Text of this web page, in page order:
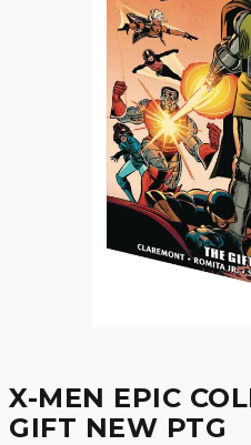
X-MEN EPIC
GIFT NEW PTG